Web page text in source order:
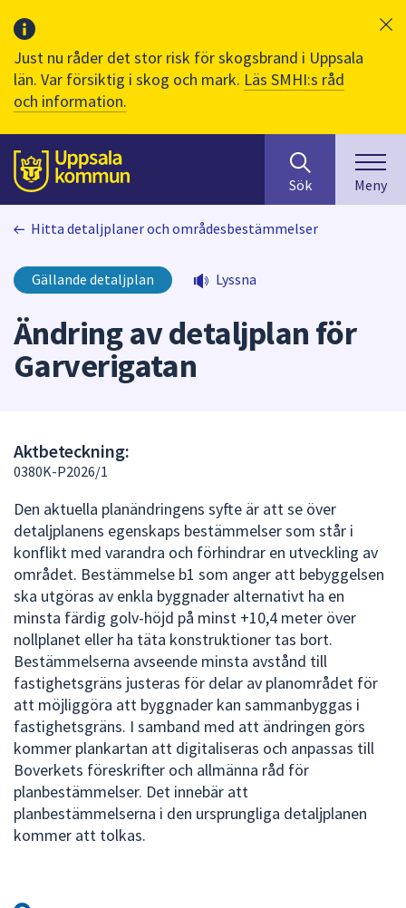
Just nu råder det stor risk för skogsbrand i Uppsala
län. Var försiktig i skog och mark. Läs SMHI:s råd
och information.
Till sidans
huvudinnehåll
efter
innehåll
på
webbplatsen.
skriva
i
Använd
piltangenterna
för
att
navigera
mellan
sökförslagen
och
enter
för
att
välja
något
dem.
Sök Meny
Hitta detaljplaner och områdesbestämmelser
Gällande detaljplan Lyssna
Ändring av detaljplan för
Garverigatan
Aktbeteckning:
0380K-P2026/1
Den aktuella planändringens syfte är att se över
detaljplanens egenskaps bestämmelser som står i
konflikt med varandra och förhindrar en utveckling av
området. Bestämmelse b1 som anger att bebyggelsen
ska utgöras av enkla byggnader alternativt ha en
minsta färdig golv-höjd på minst +10,4 meter över
nollplanet eller ha täta konstruktioner tas bort.
Bestämmelserna avseende minsta avstånd till
fastighetsgräns justeras för delar av planområdet för
att möjliggöra att byggnader kan sammanbyggas i
fastighetsgräns. I samband med att ändringen görs
kommer plankartan att digitaliseras och anpassas till
Boverkets föreskrifter och allmänna råd för
planbestämmelser. Det innebär att
planbestämmelserna i den ursprungliga detaljplanen
kommer att tolkas.